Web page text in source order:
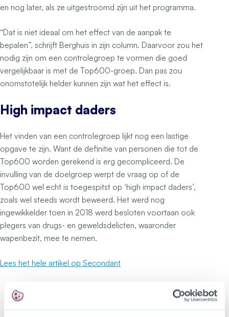
en nog later, als ze uitgestroomd zijn uit het programma.
“Dat is niet ideaal om het effect van de aanpak te
bepalen”, schrijft Berghuis in zijn column. Daarvoor zou het
nodig zijn om een controlegroep te vormen die goed
vergelijkbaar is met de Top600-groep. Dan pas zou
onomstotelijk helder kunnen zijn wat het effect is.
High impact daders
Het vinden van een controlegroep lijkt nog een lastige
opgave te zijn. Want de definitie van personen die tot de
Top600 worden gerekend is erg gecompliceerd. De
invulling van de doelgroep werpt de vraag op of de
Top600 wel echt is toegespitst op ‘high impact daders’,
zoals wel steeds wordt beweerd. Het werd nog
ingewikkelder toen in 2018 werd besloten voortaan ook
plegers van drugs- en geweldsdelicten, waaronder
wapenbezit, mee te nemen.
Lees het hele artikel op Secondant